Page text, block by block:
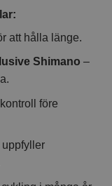
att hålla länge.
Shimano –
före